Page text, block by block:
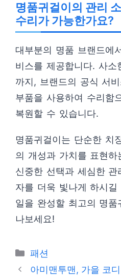
명품귀걸이의 관리
수리가 가능한가요?
대부분의 명품 브랜드에
비스를 제공합니다. 사소
까지, 브랜드의 공식 서
부품을 사용하여 수리함
복원할 수 있습니다.
명품귀걸이는 단순한 치
의 개성과 가치를 표현
신중한 선택과 세심한
자를 더욱 빛나게 하시
일을 완성할 최고의 명
나보세요!
카
테
패션
아미맨투맨, 가을 코